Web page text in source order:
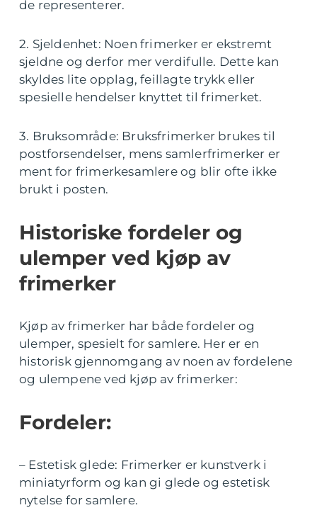
de representerer.
2. Sjeldenhet: Noen frimerker er ekstremt
sjeldne og derfor mer verdifulle. Dette kan
skyldes lite opplag, feillagte trykk eller
spesielle hendelser knyttet til frimerket.
3. Bruksområde: Bruksfrimerker brukes til
postforsendelser, mens samlerfrimerker er
ment for frimerkesamlere og blir ofte ikke
brukt i posten.
Historiske fordeler og
ulemper ved kjøp av
frimerker
Kjøp av frimerker har både fordeler og
ulemper, spesielt for samlere. Her er en
historisk gjennomgang av noen av fordelene
og ulempene ved kjøp av frimerker:
Fordeler:
– Estetisk glede: Frimerker er kunstverk i
miniatyrform og kan gi glede og estetisk
nytelse for samlere.